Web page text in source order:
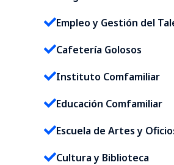
Empleo y Gestión del
Cafetería Golosos
Instituto Comfamiliar
Educación Comfamiliar
Escuela de Artes y
Cultura y Biblioteca